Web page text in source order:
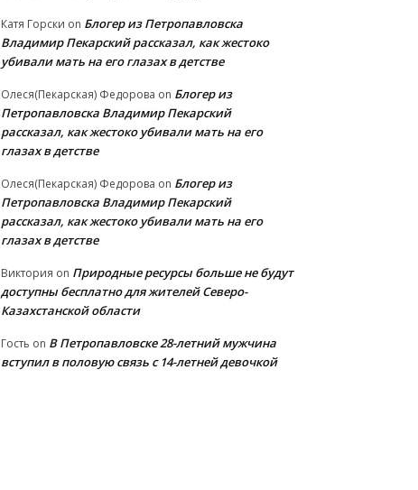
Катя Горски on Блогер из Петропавловска
Владимир Пекарский рассказал, как жестоко
убивали мать на его глазах в детстве
Олеся(Пекарская) Федорова on Блогер из
Петропавловска Владимир Пекарский
рассказал, как жестоко убивали мать на его
глазах в детстве
Олеся(Пекарская) Федорова on Блогер из
Петропавловска Владимир Пекарский
рассказал, как жестоко убивали мать на его
глазах в детстве
Виктория on Природные ресурсы больше не будут
доступны бесплатно для жителей Северо-
Казахстанской области
Гость on В Петропавловске 28-летний мужчина
вступил в половую связь с 14-летней девочкой